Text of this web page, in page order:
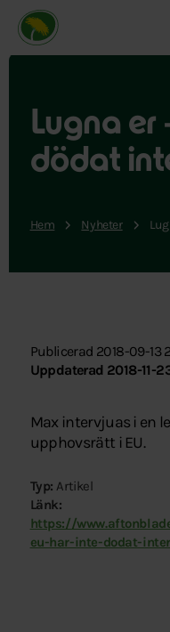
Miljöpartiet de gröna,
Lugna er
dödat
Hem Nyheter
Publicerad 2018-09-13
Uppdaterad 2018-11-
Max intervjuas i en
upphovsrätt i EU.
Typ: Artikel
Länk:
https://
eu-har-inte-dodat-